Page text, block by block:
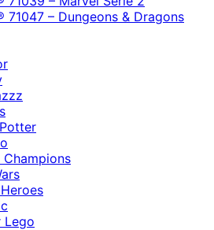
71047 – Dungeons & Dragons
Champions
Lego